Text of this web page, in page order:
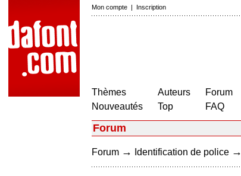
Mon compte | Inscription
Thèmes
Nouveautés
Auteurs
Top
Forum
FAQ
Forum
Forum → Identification de police →